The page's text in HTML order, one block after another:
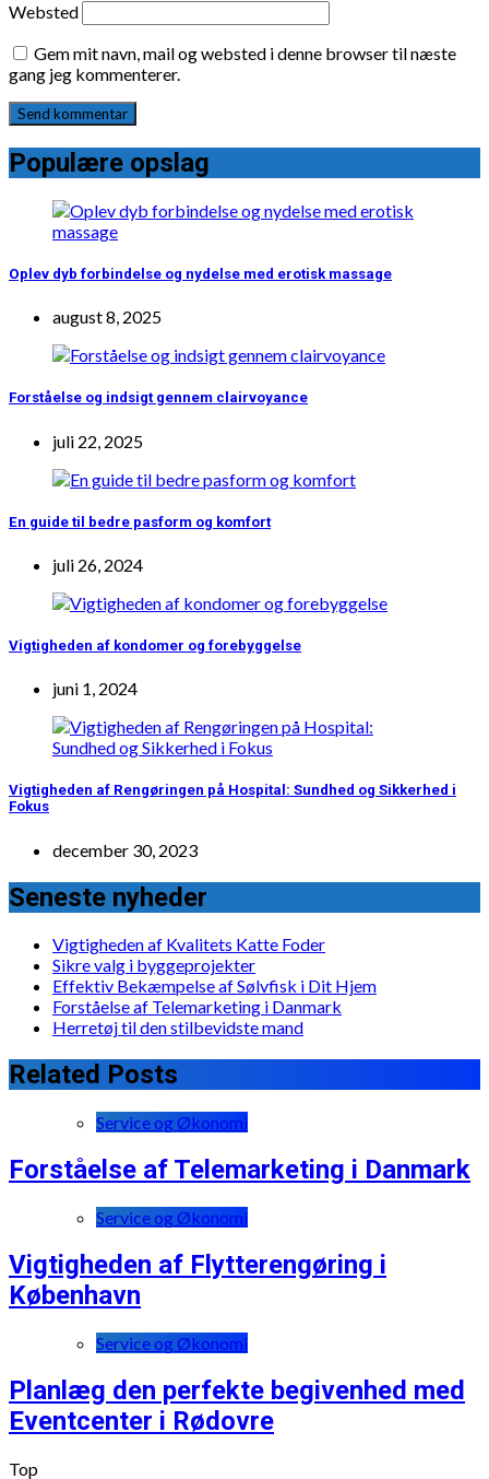
Websted
Gem mit navn, mail og websted i denne browser til næste
gang jeg kommenterer.
Populære opslag
Oplev dyb forbindelse og nydelse med erotisk massage
august 8, 2025
Forståelse og indsigt gennem clairvoyance
juli 22, 2025
En guide til bedre pasform og komfort
juli 26, 2024
Vigtigheden af kondomer og forebyggelse
juni 1, 2024
Vigtigheden af Rengøringen på Hospital: Sundhed og Sikkerhed i
Fokus
december 30, 2023
Seneste nyheder
Vigtigheden af Kvalitets Katte Foder
Sikre valg i byggeprojekter
Effektiv Bekæmpelse af Sølvfisk i Dit Hjem
Forståelse af Telemarketing i Danmark
Herretøj til den stilbevidste mand
Related Posts
Service og Økonomi
Forståelse af Telemarketing i Danmark
Service og Økonomi
Vigtigheden af Flytterengøring i
København
Service og Økonomi
Planlæg den perfekte begivenhed med
Eventcenter i Rødovre
Top